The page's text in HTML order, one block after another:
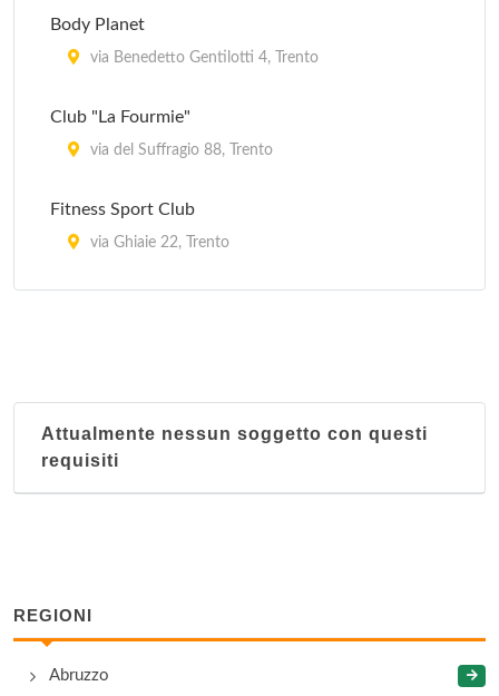
Body Planet
via Benedetto Gentilotti 4, Trento
Club "La Fourmie"
via del Suffragio 88, Trento
Fitness Sport Club
via Ghiaie 22, Trento
via Antonio Fogazzaro 2, Trento
via del Brennero 171/9, Trento
Trim
Attualmente nessun soggetto con questi
requisiti
REGIONI
Abruzzo